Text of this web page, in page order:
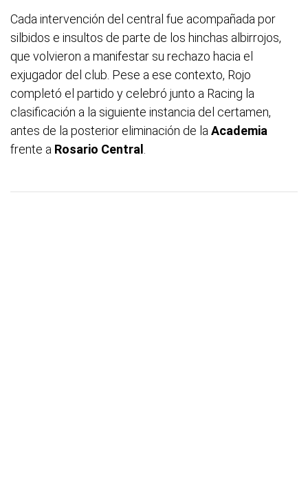
Cada intervención del central fue acompañada por
silbidos e insultos de parte de los hinchas albirrojos,
que volvieron a manifestar su rechazo hacia el
exjugador del club. Pese a ese contexto, Rojo
completó el partido y celebró junto a Racing la
clasificación a la siguiente instancia del certamen,
antes de la posterior eliminación de la Academia
frente a Rosario Central